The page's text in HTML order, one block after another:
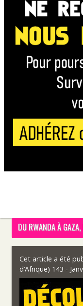
DU RWANDA À GAZA,
Cet article a été
d’Afrique) 143 -